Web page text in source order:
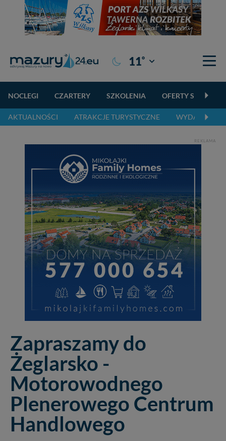
11° Giżycko
NOCLEGI CZARTERY SZKOLENIA OFERTY
AKTUALNOŚCI ATRAKCJE TURYSTYCZNE WYDARZENIA
REKLAMA
Zapraszamy do
Żeglarsko -
Motorowodnego
Plenerowego Centrum
Handlowego